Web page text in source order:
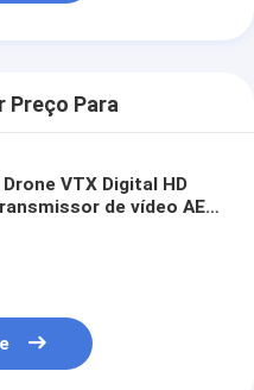
Preço Para
VTX Digital HD
de vídeo AES